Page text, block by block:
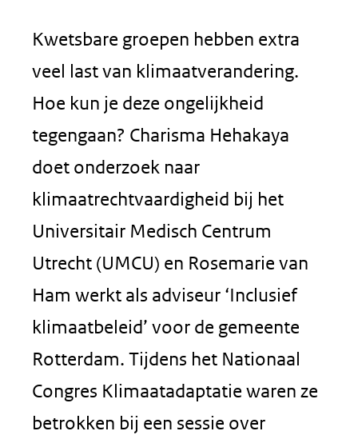
Kwetsbare groepen hebben extra
veel last van klimaatverandering.
Hoe kun je deze ongelijkheid
tegengaan? Charisma Hehakaya
doet onderzoek naar
klimaatrechtvaardigheid bij het
Universitair Medisch Centrum
Utrecht (UMCU) en Rosemarie van
Ham werkt als adviseur ‘Inclusief
klimaatbeleid’ voor de gemeente
Rotterdam. Tijdens het Nationaal
Congres Klimaatadaptatie waren ze
betrokken bij een sessie over